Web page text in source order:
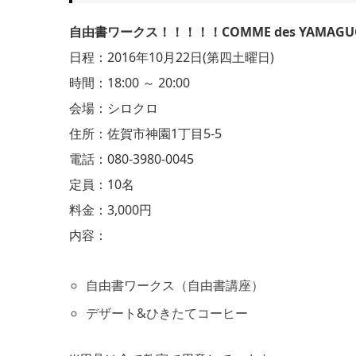
自由書ワークス！！！！！COMME des
日程：2016年10月22日(第四土曜日)
時間：18:00 ～ 20:00
会場：シロクロ
住所：佐賀市神園1丁目5-5
電話：080-3980-0045
定員：10名
料金：3,000円
内容：
自由書ワークス（自由書講座）
デザート&ひきたてコーヒー